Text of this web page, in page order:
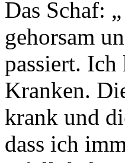
Das Schaf:
gehorsam
passiert. Ich
Kranken.
krank und
dass ich